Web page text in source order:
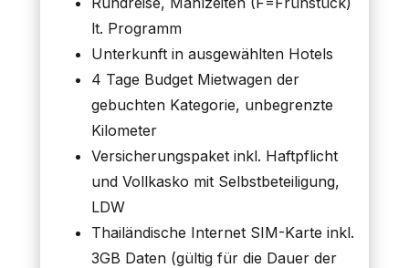
lt. Programm
Unterkunft in ausgewählten Hotels
4 Tage Budget Mietwagen der
gebuchten Kategorie, unbegrenzte
Kilometer
Versicherungspaket inkl. Haftpflicht
und Vollkasko mit Selbstbeteiligung,
LDW
Thailändische Internet SIM-Karte inkl.
3GB Daten (gültig für die Dauer der